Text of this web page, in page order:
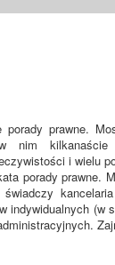
prawne.
nim kilkanaście
i wielu
porady prawne.
indywidualnych (w